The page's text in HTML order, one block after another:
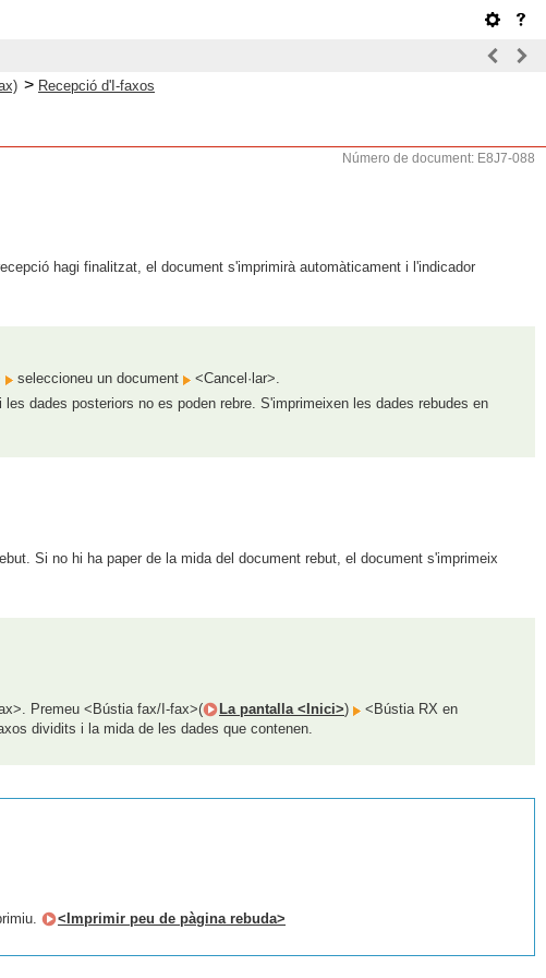
> Recepció d'I-faxos
Número de document: E8J7-088
hagi finalitzat, el document s'imprimirà automàticament i l'indicador
seleccioneu un document
<Cancel·lar>.
dades posteriors no es poden rebre. S'imprimeixen les dades rebudes en
Si no hi ha paper de la mida del document rebut, el document s'imprimeix
Premeu <Bústia fax/I-fax>( La pantalla <Inici>)
<Bústia RX en
dividits i la mida de les dades que contenen.
<Imprimir peu de pàgina rebuda>